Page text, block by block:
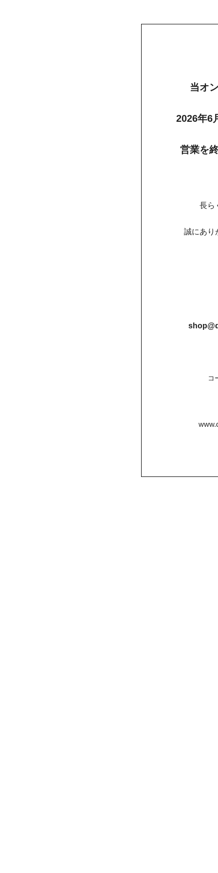
当オ
2026年6
営業を
長ら
誠にあり
コ